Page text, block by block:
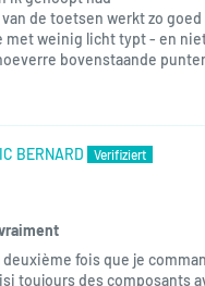
de toetsen werkt zo goed
met weinig licht typt - en
bovenstaande
BERNARD
deuxième fois que je
toujours des composants